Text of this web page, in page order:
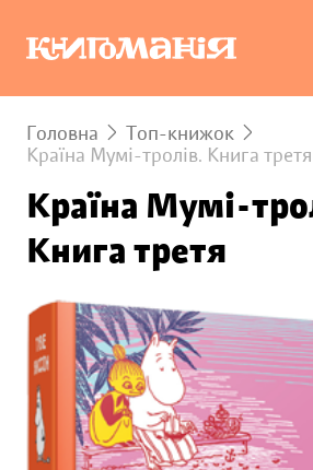
Головна
Топ-книжок
Країна Мумі-тролів. Книга третя
Країна Мумі-
Книга третя